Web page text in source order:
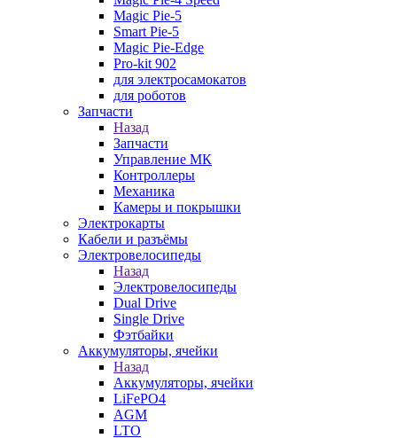
Magic Pie-5
Smart Pie-5
Magic Pie-Edge
Pro-kit 902
для электросамокатов
для роботов
Запчасти
Назад
Запчасти
Управление МК
Контроллеры
Механика
Камеры и покрышки
Электрокарты
Кабели и разъёмы
Электровелосипеды
Назад
Электровелосипеды
Dual Drive
Single Drive
Фэтбайки
Аккумуляторы, ячейки
Назад
Аккумуляторы, ячейки
LiFePO4
AGM
LTO